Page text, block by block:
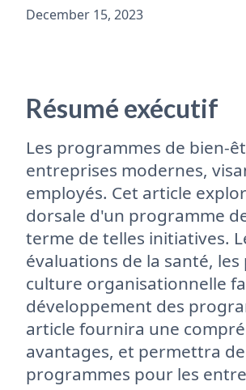
December 15, 2023
Résumé exécutif
Les programmes de bien-
entreprises modernes,
employés. Cet article
dorsale d'un programme
terme de telles initiatives.
évaluations de la santé,
culture organisationnelle
développement des
article fournira une
avantages, et permettra
programmes pour les